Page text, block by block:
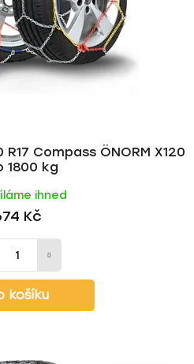
Compass ÖNORM X120
1800 kg
ihned
Kč
košíku